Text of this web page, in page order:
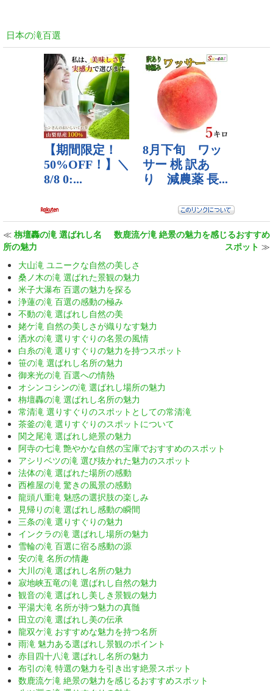
日本の滝百選
≪ 栴壇轟の滝 選ばれし名
所の魅力
数鹿流ケ滝 絶景の魅力を感じるおすすめ
スポット ≫
大山滝 ユニークな自然の美しさ
桑ノ木の滝 選ばれた景観の魅力
米子大瀑布 百選の魅力を探る
浄蓮の滝 百選の感動の極み
不動の滝 選ばれし自然の美
姥ケ滝 自然の美しさが織りなす魅力
洒水の滝 選りすぐりの名景の風情
白糸の滝 選りすぐりの魅力を持つスポット
笹の滝 選ばれし名所の魅力
御来光の滝 百選への情熱
オシンコシンの滝 選ばれし場所の魅力
栴壇轟の滝 選ばれし名所の魅力
常清滝 選りすぐりのスポットとしての常清滝
茶釜の滝 選りすぐりのスポットについて
関之尾滝 選ばれし絶景の魅力
阿寺の七滝 艶やかな自然の宝庫でおすすめのスポット
アシリベツの滝 選び抜かれた魅力のスポット
法体の滝 選ばれた場所の感動
西椎屋の滝 驚きの風景の感動
龍頭八重滝 魅惑の選択肢の楽しみ
見帰りの滝 選ばれし感動の瞬間
三条の滝 選りすぐりの魅力
インクラの滝 選ばれし場所の魅力
雪輪の滝 百選に宿る感動の源
安の滝 名所の情趣
大川の滝 選ばれし名所の魅力
寂地峡五竜の滝 選ばれし自然の魅力
観音の滝 選ばれし美しき景観の魅力
平湯大滝 名所が持つ魅力の真髄
田立の滝 選ばれし美の伝承
龍双ケ滝 おすすめな魅力を持つ名所
雨滝 魅力ある選ばれし景観のポイント
赤目四十八滝 選ばれし名所の魅力
布引の滝 特選の魅力を引き出す絶景スポット
数鹿流ケ滝 絶景の魅力を感じるおすすめスポット